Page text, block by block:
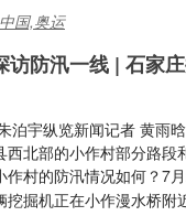
国,奥运
访防汛一线 | 石家
泊宇纵览新闻记者 黄雨
西北部的小作村部分路段
作村的防汛情况如何？7
挖掘机正在小作漫水桥附